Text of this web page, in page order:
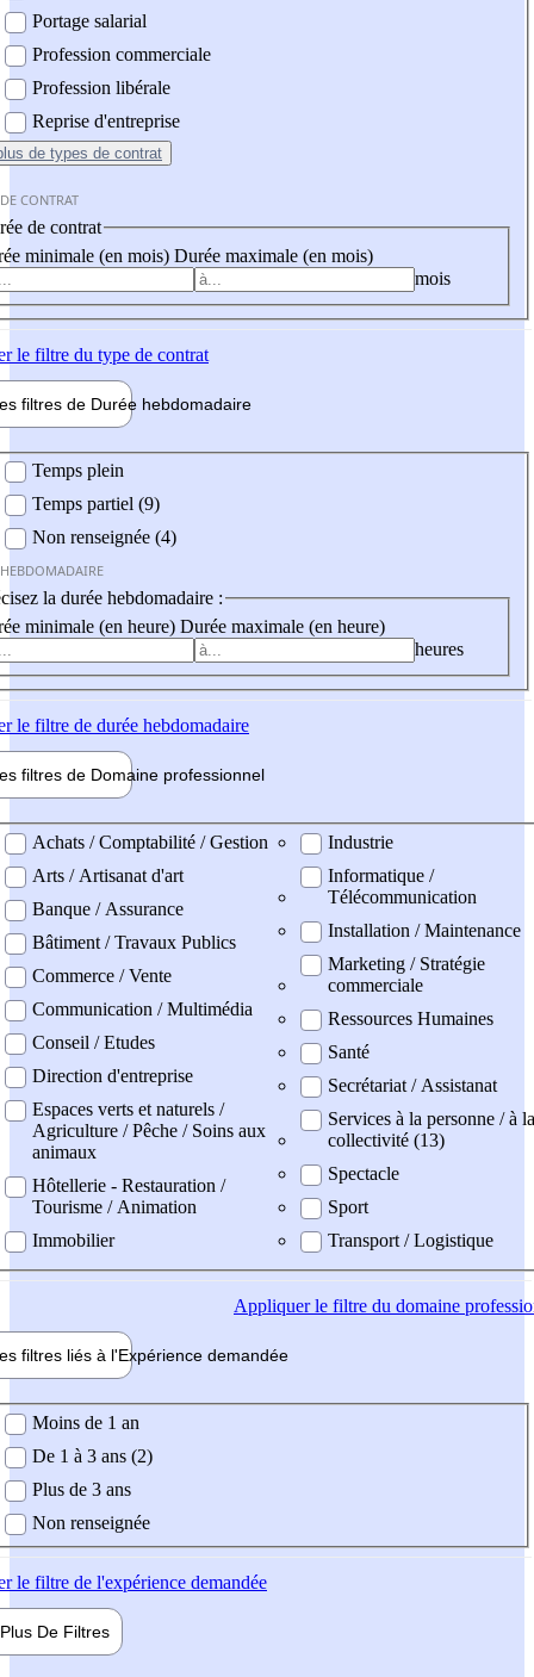
Portage salarial
Profession commerciale
Profession libérale
Reprise d'entreprise
de types de contrat
CONTRAT
de contrat
minimale (en mois) Durée maximale (en mois)
mois
le filtre du type de contrat
filtres de Durée hebdomadaire
Temps plein
Temps partiel (9)
Non renseignée (4)
la durée hebdomadaire :
minimale (en heure) Durée maximale (en heure)
heures
le filtre de durée hebdomadaire
filtres de Domaine professionnel
professionel
Achats / Comptabilité / Gestion
Arts / Artisanat d'art
Banque / Assurance
Bâtiment / Travaux Publics
Commerce / Vente
Communication / Multimédia
Conseil / Etudes
Direction d'entreprise
Espaces verts et naturels /
Agriculture / Pêche / Soins aux
animaux
Hôtellerie - Restauration /
Tourisme / Animation
Immobilier
Industrie
Informatique /
Télécommunication
Installation / Maintenance
Marketing / Stratégie
commerciale
Ressources Humaines
Santé
Secrétariat / Assistanat
Services à la personne / à la
collectivité (13)
Spectacle
Sport
Transport / Logistique
Appliquerle filtre du domaine
filtres liés à l'Expérience demandée
demandée
Moins de 1 an
De 1 à 3 ans (2)
Plus de 3 ans
Non renseignée
le filtre de l'expérience demandée
Plus De Filtres